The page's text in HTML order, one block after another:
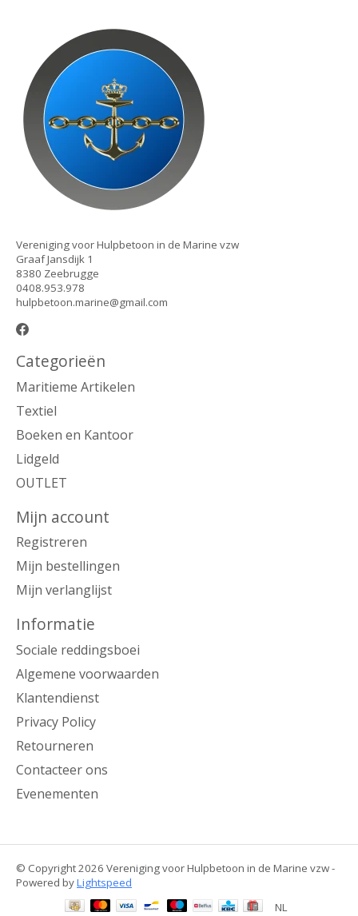
Vereniging voor Hulpbetoon in de Marine vzw
Graaf Jansdijk 1
8380 Zeebrugge
0408.953.978
hulpbetoon.marine@gmail.com
Categorieën
Maritieme Artikelen
Textiel
Boeken en Kantoor
Lidgeld
OUTLET
Mijn account
Registreren
Mijn bestellingen
Mijn verlanglijst
Informatie
Sociale reddingsboei
Algemene voorwaarden
Klantendienst
Privacy Policy
Retourneren
Contacteer ons
Evenementen
© Copyright 2026 Vereniging voor Hulpbetoon in de Marine vzw -
Powered byLightspeed
NL